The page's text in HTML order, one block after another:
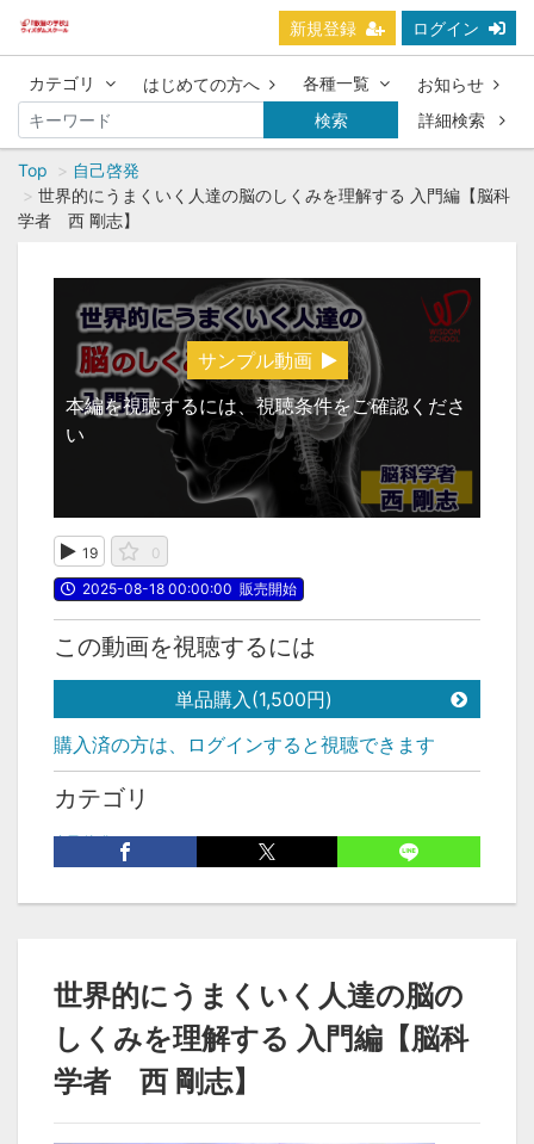
新規登録 ログイン
カテゴリ はじめての方へ 各種一覧
お知らせ
検索
詳細検索
Top
自己啓発
世界的にうまくいく人達の脳のしくみを理解する 入門編【脳科
学者 西 剛志】
サンプル動画
本編を視聴するには、視聴条件をご確認くださ
い
19
0
2025-08-18 00:00:00 販売開始
この動画を視聴するには
単品購入(1,500円)
購入済の方は、ログインすると視聴できます
カテゴリ
自己啓発
世界的にうまくいく人達の脳の
しくみを理解する 入門編【脳科
学者 西 剛志】